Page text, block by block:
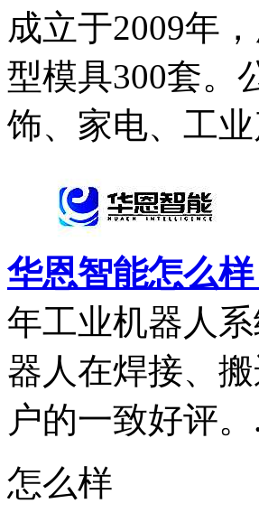
成立于2009年
型模具300套。
饰、家电、工
华恩智能怎么
年工业机器人
器人在焊接、
户的一致好评。
怎么样